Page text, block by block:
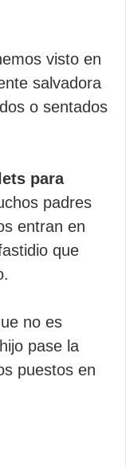
visto en
salvadora
o sentados
para
padres
entran en
que
no es
pase la
puestos en